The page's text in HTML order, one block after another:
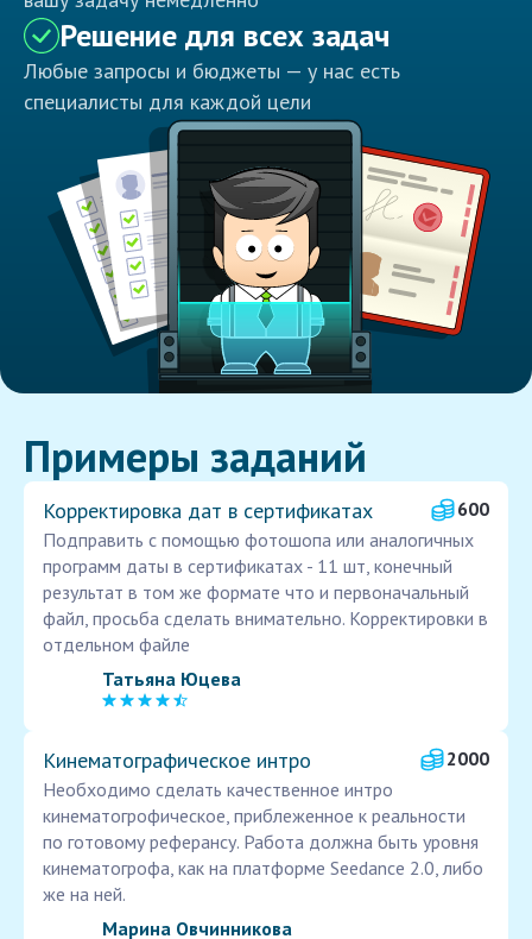
Решение для всех задач
Любые запросы и бюджеты — у нас есть
специалисты для каждой цели
Примеры заданий
Корректировка дат в сертификатах
600
Подправить с помощью фотошопа или аналогичных
программ даты в сертификатах - 11 шт, конечный
результат в том же формате что и первоначальный
файл, просьба сделать внимательно. Корректировки в
отдельном файле
Татьяна Юцева
Кинематографическое интро
2000
Необходимо сделать качественное интро
кинематогрофическое, приблеженное к реальности
по готовому реферансу. Работа должна быть уровня
кинематогрофа, как на платформе Seedance 2.0, либо
же на ней.
Марина Овчинникова